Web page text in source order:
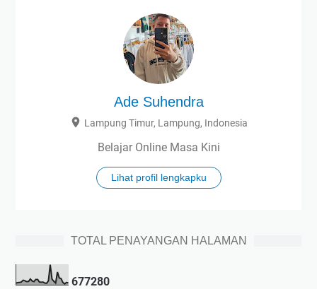
Ade Suhendra
Lampung Timur, Lampung, Indonesia
Belajar Online Masa Kini
Lihat profil lengkapku
TOTAL PENAYANGAN HALAMAN
677280